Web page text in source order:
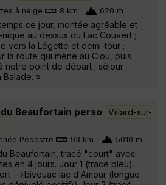
à neige 8 km 620 m
ce jour, montée agréable et
au dessus du Lac Couvert ;
vers la Légette et demi-tour ;
la route qui mène au Clou, puis
notre point de départ ; séjour
»
Beaufortain perso
Villard-sur-
Pédestre 93 km 5010 m
Beaufortain, tracé "court" avec
en 4 jours. Jour 1 (tracé bleu)
-->bivouac lac d'Amour (longue